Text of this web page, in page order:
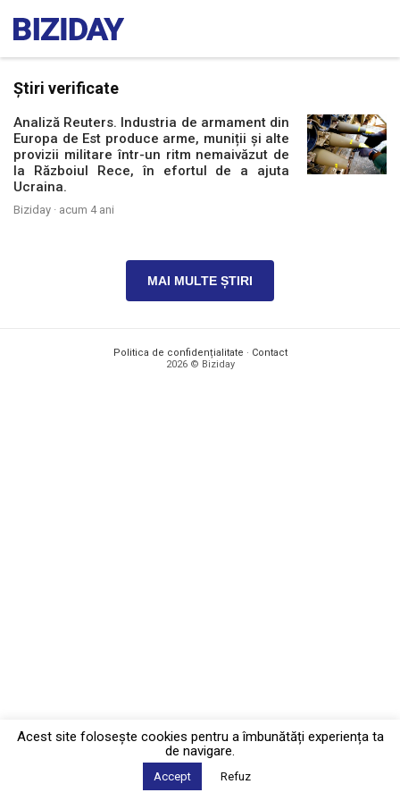
Știri verificate
Analiză Reuters. Industria de armament din
Europa de Est produce arme, muniții și alte
provizii militare într-un ritm nemaivăzut de
la Războiul Rece, în efortul de a ajuta
Ucraina.
Biziday · acum 4 ani
MAI MULTE ȘTIRI
Politica de confidențialitate · Contact
2026 © Biziday
Acest site foloseşte cookies pentru a îmbunătăți experiența ta
de navigare.
Accept Refuz